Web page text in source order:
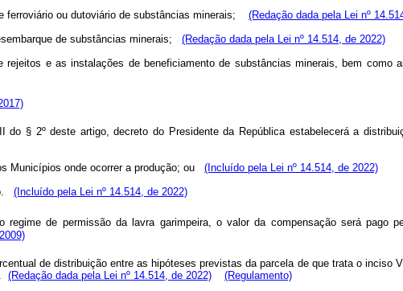
ferroviário ou dutoviário de substâncias minerais; (Redação dada pela Lei nº
de substâncias minerais; (Redação dada pela Lei nº 14.514, de 2022)
e as instalações de beneficiamento de substâncias minerais, bem como
do § 2º deste artigo, decreto do Presidente da República estabelecerá a
Municípios onde ocorrer a produção; ou (Incluído pela Lei nº 14.514, de 2022)
(Incluído pela Lei nº 14.514, de 2022)
de permissão da lavra garimpeira, o valor da compensação será pago
de distribuição entre as hipóteses previstas da parcela de que trata o inciso
(Redação dada pela Lei nº 14.514, de 2022) (Regulamento)